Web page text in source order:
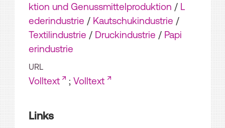
ktion und Genussmittelproduktion / L
ederindustrie / Kautschukindustrie /
Textilindustrie / Druckindustrie / Papi
erindustrie
URL
Volltext ; Volltext
Links